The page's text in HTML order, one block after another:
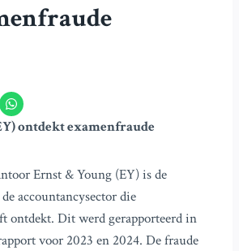
ontdekt examenfraude
Ernst & Young (EY) is de
accountancysector die
ontdekt. Dit werd gerapporteerd in
voor 2023 en 2024. De fraude